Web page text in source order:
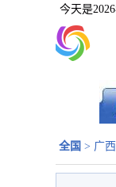
今天是
全国 > 广西